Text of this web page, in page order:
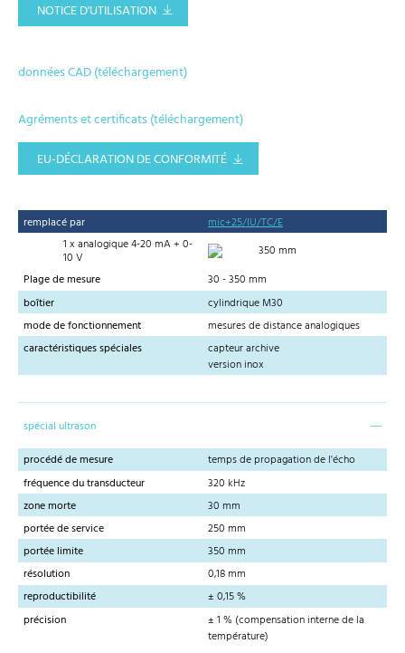
NOTICE D'UTILISATION
données CAD (téléchargement)
Agréments et certificats (téléchargement)
EU-DÉCLARATION DE CONFORMITÉ
remplacé par
mic+25/IU/TC/E
1 x analogique 4-20 mA + 0-
10 V
350 mm
Plage de mesure
30 - 350 mm
boîtier
cylindrique M30
mode de fonctionnement
mesures de distance analogiques
caractéristiques spéciales
capteur archive
version inox
spécial ultrason
procédé de mesure
temps de propagation de l'écho
fréquence du transducteur
320 kHz
zone morte
30 mm
portée de service
250 mm
portée limite
350 mm
résolution
0,18 mm
reproductibilité
± 0,15 %
précision
± 1 % (compensation interne de la
température)